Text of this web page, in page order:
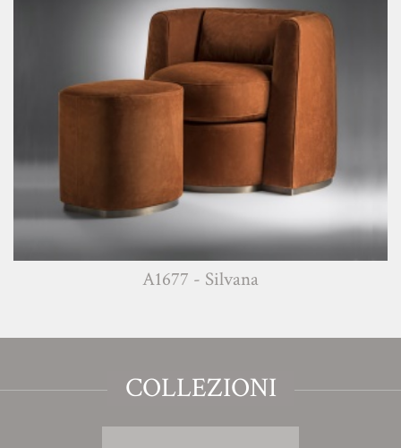
A1677 - Silvana
COLLEZIONI